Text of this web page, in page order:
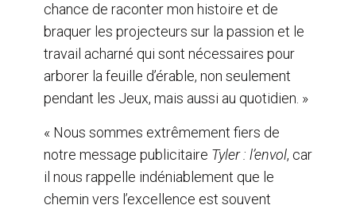
chance de raconter mon histoire et de
braquer les projecteurs sur la passion et le
travail acharné qui sont nécessaires pour
arborer la feuille d’érable, non seulement
pendant les Jeux, mais aussi au quotidien. »
« Nous sommes extrêmement fiers de
notre message publicitaire Tyler : l’envol, car
il nous rappelle indéniablement que le
chemin vers l’excellence est souvent